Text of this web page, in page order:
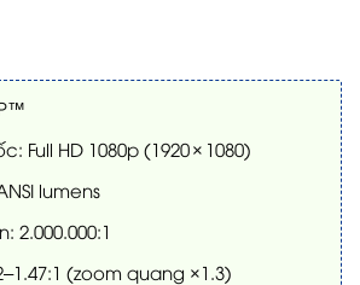
Full HD 1080p (1920 × 1080)
lumens
2.000.000:1
(zoom quang ×1.3)